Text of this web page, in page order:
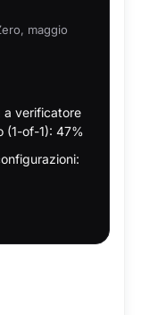
maggio
a verificatore
(1-of-1): 47%